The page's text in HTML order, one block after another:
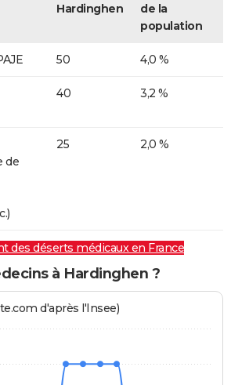
Hardinghen
de la
population
50 4,0 %
40 3,2 %
de
25 2,0 %
des déserts médicaux en France
à Hardinghen ?
d'après l'Insee)